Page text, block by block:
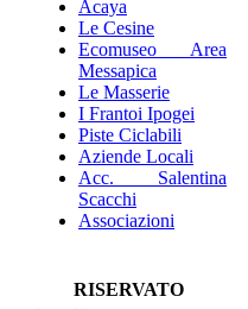
Acaya
Le Cesine
Ecomuseo Area
Messapica
Le Masserie
I Frantoi Ipogei
Piste Ciclabili
Aziende Locali
Acc. Salentina
Scacchi
Associazioni
RISERVATO